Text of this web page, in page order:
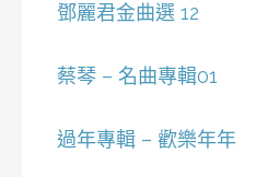
鄧麗君金曲選 12
蔡琴 – 名曲專輯01
過年專輯 – 歡樂年年